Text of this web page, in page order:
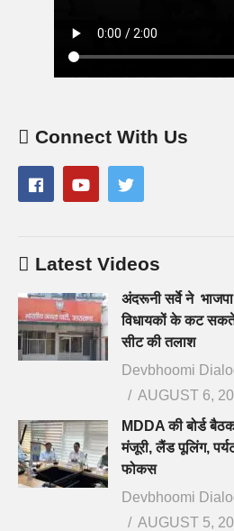
Connect With Us
Latest Videos
अंदरूनी सर्वे ने
विधायकों के कट
सीट की तलाश
Devbhoomi
AUGUST 6,
MDDA की बोर्ड
मंजूरी, लैंड पूलिंग,
फोकस
Devbhoomi
AUGUST 5,